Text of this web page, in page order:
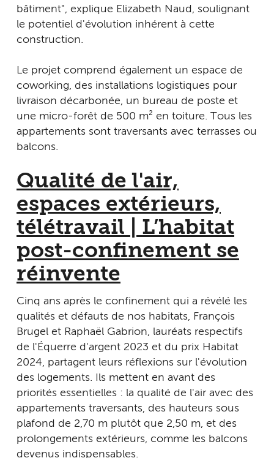
bâtiment", explique Elizabeth Naud, soulignant
le potentiel d'évolution inhérent à cette
construction.
Le projet comprend également un espace de
coworking, des installations logistiques pour
livraison décarbonée, un bureau de poste et
une micro-forêt de 500 m² en toiture. Tous les
appartements sont traversants avec terrasses ou
balcons.
Qualité de l'air,
espaces extérieurs,
télétravail | L’habitat
post-confinement se
réinvente
Cinq ans après le confinement qui a révélé les
qualités et défauts de nos habitats, François
Brugel et Raphaël Gabrion, lauréats respectifs
de l'Équerre d'argent 2023 et du prix Habitat
2024, partagent leurs réflexions sur l'évolution
des logements. Ils mettent en avant des
priorités essentielles : la qualité de l'air avec des
appartements traversants, des hauteurs sous
plafond de 2,70 m plutôt que 2,50 m, et des
prolongements extérieurs, comme les balcons
devenus indispensables.